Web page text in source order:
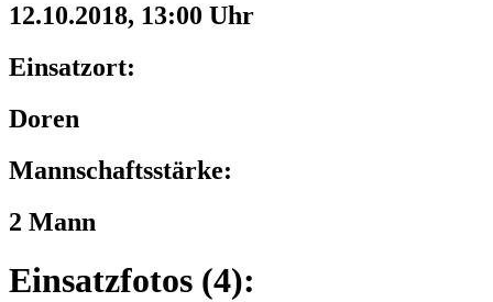
12.10.2018, 13:00 Uhr
Einsatzort:
Doren
Mannschaftsstärke:
2 Mann
Einsatzfotos (4):